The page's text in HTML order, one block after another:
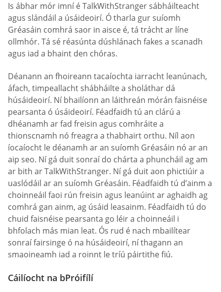
Is ábhar mór imní é TalkWithStranger sábháilteacht
agus slándáil a úsáideoirí. Ó tharla gur suíomh
Gréasáin comhrá saor in aisce é, tá trácht ar líne
ollmhór. Tá sé réasúnta dúshlánach fakes a scanadh
agus iad a bhaint den chóras.
Déanann an fhoireann tacaíochta iarracht leanúnach,
áfach, timpeallacht shábháilte a sholáthar dá
húsáideoirí. Ní bhailíonn an láithreán mórán faisnéise
pearsanta ó úsáideoirí. Féadfaidh tú an clárú a
dhéanamh ar fad freisin agus comhráite a
thionscnamh nó freagra a thabhairt orthu. Níl aon
íocaíocht le déanamh ar an suíomh Gréasáin nó ar an
aip seo. Ní gá duit sonraí do chárta a phuncháil ag am
ar bith ar TalkWithStranger. Ní gá duit aon phictiúir a
uaslódáil ar an suíomh Gréasáin. Féadfaidh tú d’ainm a
choinneáil faoi rún freisin agus leanúint ar aghaidh ag
comhrá gan ainm, ag úsáid leasainm. Féadfaidh tú do
chuid faisnéise pearsanta go léir a choinneáil i
bhfolach más mian leat. Ós rud é nach mbailítear
sonraí fairsinge ó na húsáideoirí, ní thagann an
smaoineamh iad a roinnt le tríú páirtithe fiú.
Cáilíocht na bPróifílí